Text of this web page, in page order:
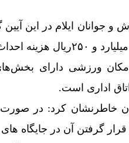
و جوانان ایلام در این
مکان ورزشی دارای
اداری است.
خاطرنشان کرد: در صورت
گرفتن آن در جایگاه